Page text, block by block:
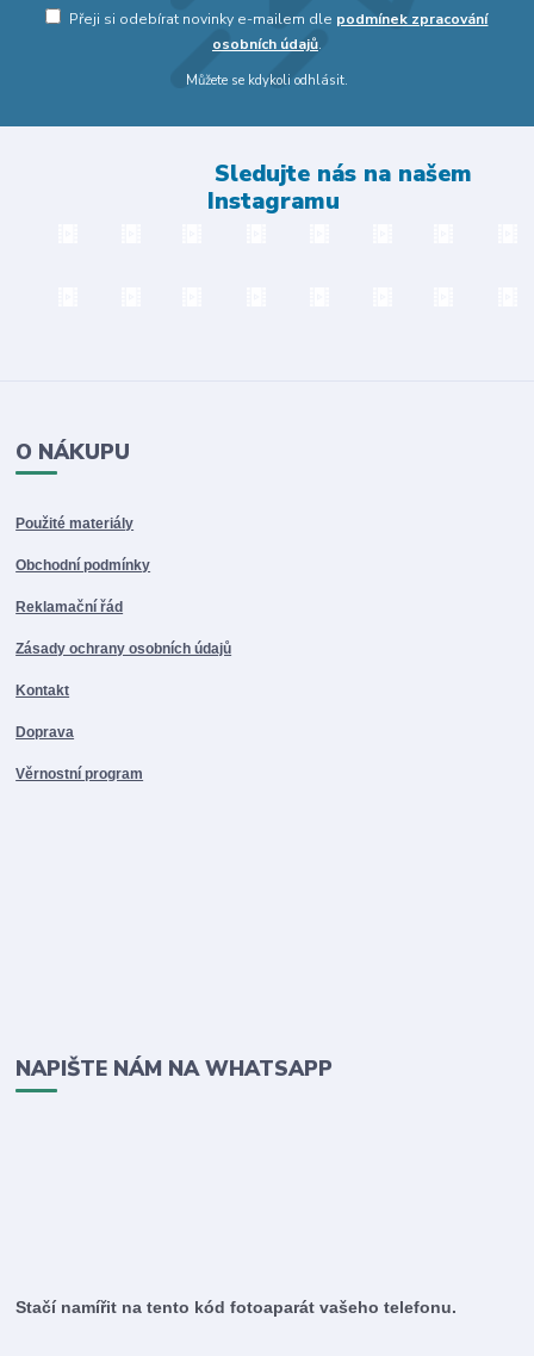
Přeji si odebírat novinky e-mailem dle podmínek zpracování
osobních údajů.
Můžete se kdykoli odhlásit.
Sledujte nás na našem
Instagramu
O NÁKUPU
Použité materiály
Obchodní podmínky
Reklamační řád
Zásady ochrany osobních údajů
Kontakt
Doprava
Věrnostní program
NAPIŠTE NÁM NA WHATSAPP
Stačí namířit na tento kód fotoaparát vašeho telefonu.